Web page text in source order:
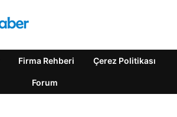
Firma Rehberi Çerez Politikası
Forum